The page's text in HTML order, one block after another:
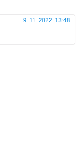
9. 11. 2022. 13:48